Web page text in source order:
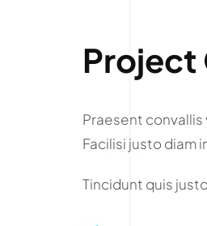
Project
Praesent
Facilisi justo diam
Tincidunt quis